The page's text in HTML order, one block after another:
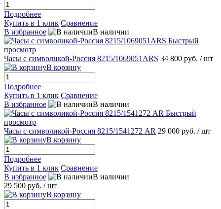
Подробнее
Купить в 1 клик Сравнение
В избранное
В наличии
Быстрый
просмотр
Часы с символикой-Россия 8215/1069051ARS 34 800 руб. / шт
В корзину
Подробнее
Купить в 1 клик Сравнение
В избранное
В наличии
Быстрый
просмотр
Часы с символикой-Россия 8215/1541272 AR 29 000 руб. / шт
В корзину
Подробнее
Купить в 1 клик Сравнение
В избранное
В наличии
29 500 руб. / шт
В корзину